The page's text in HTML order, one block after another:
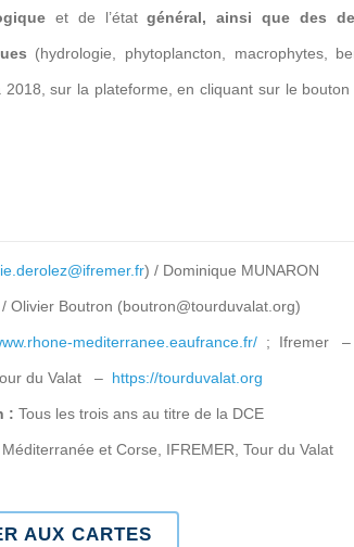
et de l’étatgénéral, ainsi que des
(hydrologie, phytoplancton, macrophytes,
sur la plateforme, en cliquant sur le bouton
) / Dominique MUNARON
Olivier Boutron (boutron@tourduvalat.org)
mediterranee.eaufrance.fr/ ; Ifremer –
du Valat – https://tourduvalat.org
: Tous les trois ans au titre de la DCE
et Corse, IFREMER, Tour du Valat
AUX CARTES